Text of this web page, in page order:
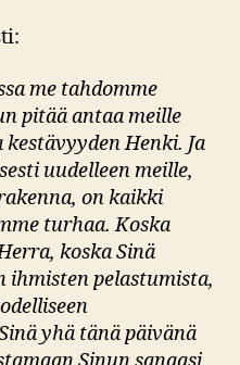
me tahdomme
pitää antaa meille
Henki. Ja
uudelleen meille,
on kaikki
turhaa. Koska
koska Sinä
ihmisten pelastumista,
yhä tänä päivänä